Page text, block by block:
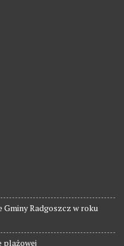
Gminy Radgoszcz w roku
plażowej